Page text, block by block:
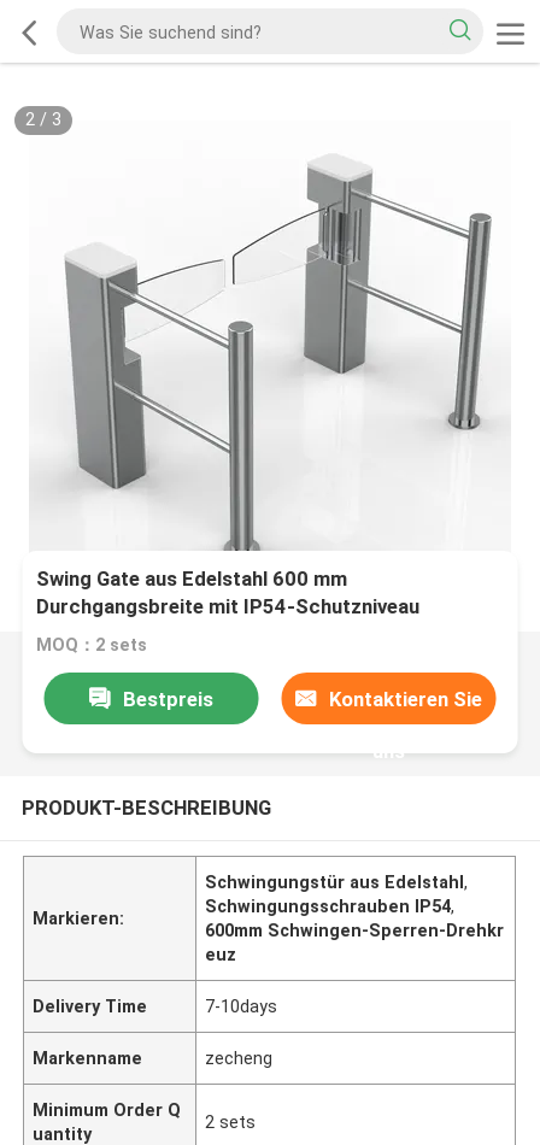
2/ 3
Swing Gate aus Edelstahl 600 mm
Durchgangsbreite mit IP54-Schutzniveau
MOQ：2 sets
Bestpreis Kontaktieren Sie
uns
PRODUKT-BESCHREIBUNG
Markieren:
Schwingungstür aus Edelstahl,
Schwingungsschrauben IP54,
600mm Schwingen-Sperren-Drehkr
euz
Delivery Time 7-10days
Markenname zecheng
Minimum Order Q
uantity
2 sets